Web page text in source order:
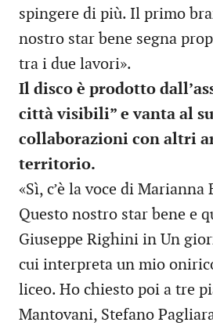
spingere di più. Il primo
nostro star bene segna
tra i due lavori».
Il disco è prodotto
città visibili” e vanta al
collaborazioni con altri
territorio.
«Sì, c’è la voce di Marianna
Questo nostro star bene e
Giuseppe Righini in Un
cui interpreta un mio
liceo. Ho chiesto poi a tre
Mantovani, Stefano